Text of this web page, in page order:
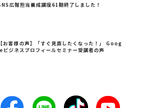
広報担当養成講座61期終了しました！
【お客様の声】「すぐ見直したくなった！」 Goog
ビジネスプロフィールセミナー受講者の声